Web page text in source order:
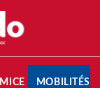
MICE MOBILITÉS